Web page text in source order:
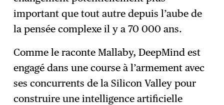
important que tout autre depuis l’aube de
la pensée complexe il y a 70 000 ans.
Comme le raconte Mallaby, DeepMind est
engagé dans une course à l’armement avec
ses concurrents de la Silicon Valley pour
construire une intelligence artificielle